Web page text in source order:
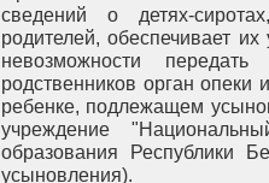
сведений о детях-
родителей, обеспечивает
невозможности
родственников орган опеки
ребенке, подлежащем
учреждение
образования Республики
усыновления).